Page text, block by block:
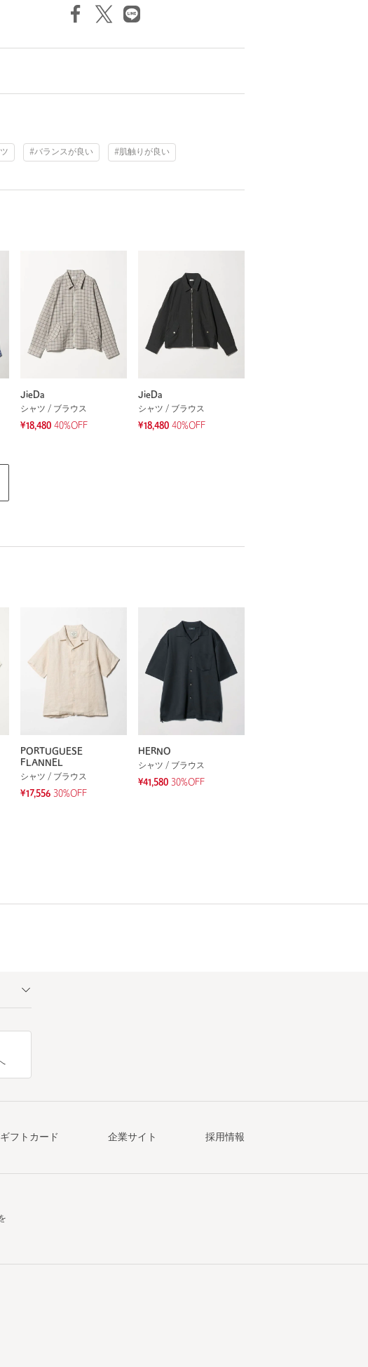
#バランスが良い #肌触りが良い
JieDa
シャツ / ブラウス
¥18,480 40%OFF
JieDa
シャツ / ブラウス
¥18,480 40%OFF
PORTUGUESE
FLANNEL
シャツ / ブラウス
¥17,556 30%OFF
HERNO
シャツ / ブラウス
¥41,580 30%OFF
ギフトカード 企業サイト 採用情報